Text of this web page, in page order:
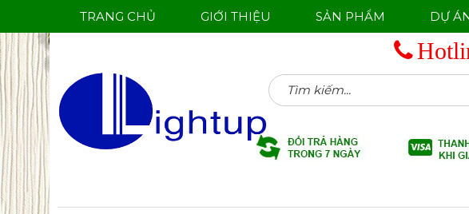
Tìm
kiếm:
TRANG CHỦ GIỚI THIỆU SẢN PHẨM DỰ